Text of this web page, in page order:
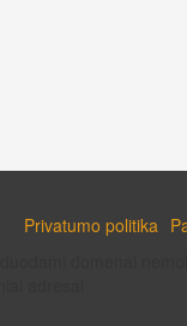
Privatumo politika